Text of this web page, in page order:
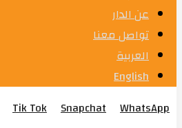
عن الدار
تواصل معنا
العربية
English
Tik Tok Snapchat
WhatsApp